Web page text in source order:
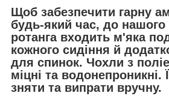
Щоб забезпечити гарну
будь-який час, до нашого
ротанга входить м'яка
кожного сидіння й
для спинок. Чохли з
міцні та водонепроникні.
зняти та випрати вручну.